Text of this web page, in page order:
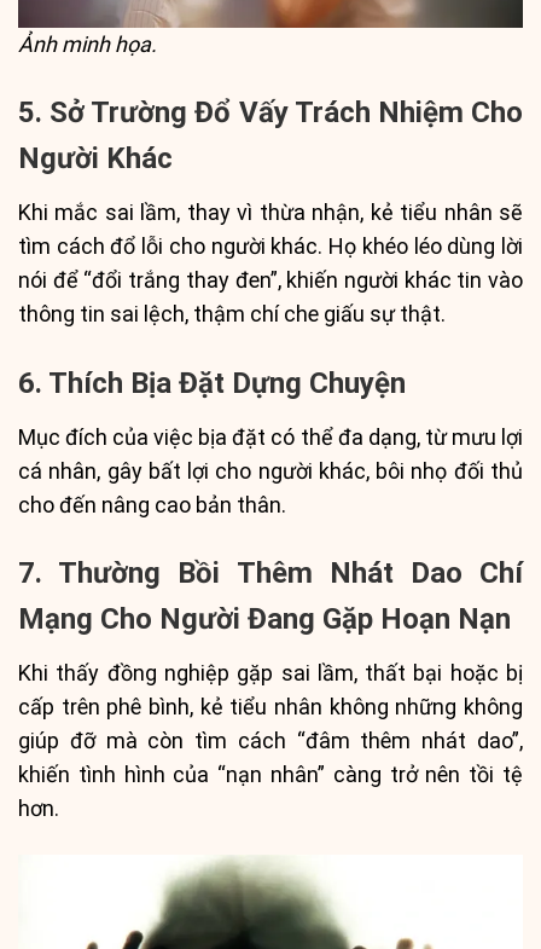
Ảnh minh họa.
5. Sở Trường Đổ Vấy Trách Nhiệm Cho
Người Khác
Khi mắc sai lầm, thay vì thừa nhận, kẻ tiểu nhân sẽ
tìm cách đổ lỗi cho người khác. Họ khéo léo dùng lời
nói để “đổi trắng thay đen”, khiến người khác tin vào
thông tin sai lệch, thậm chí che giấu sự thật.
6. Thích Bịa Đặt Dựng Chuyện
Mục đích của việc bịa đặt có thể đa dạng, từ mưu lợi
cá nhân, gây bất lợi cho người khác, bôi nhọ đối thủ
cho đến nâng cao bản thân.
7. Thường Bồi Thêm Nhát Dao Chí
Mạng Cho Người Đang Gặp Hoạn Nạn
Khi thấy đồng nghiệp gặp sai lầm, thất bại hoặc bị
cấp trên phê bình, kẻ tiểu nhân không những không
giúp đỡ mà còn tìm cách “đâm thêm nhát dao”,
khiến tình hình của “nạn nhân” càng trở nên tồi tệ
hơn.